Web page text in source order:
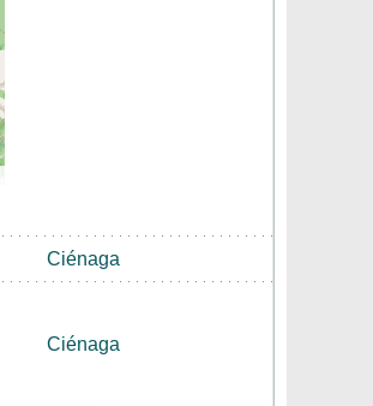
Ciénaga
Ciénaga